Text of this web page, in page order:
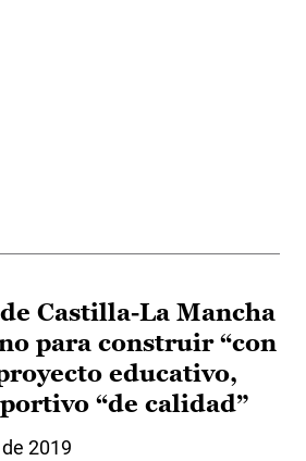
Castilla-La Mancha
para construir “con
educativo,
“de calidad”
2019